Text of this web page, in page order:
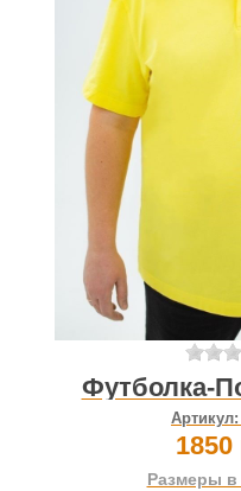
Футболка-
Артикул:
1850
Размеры в